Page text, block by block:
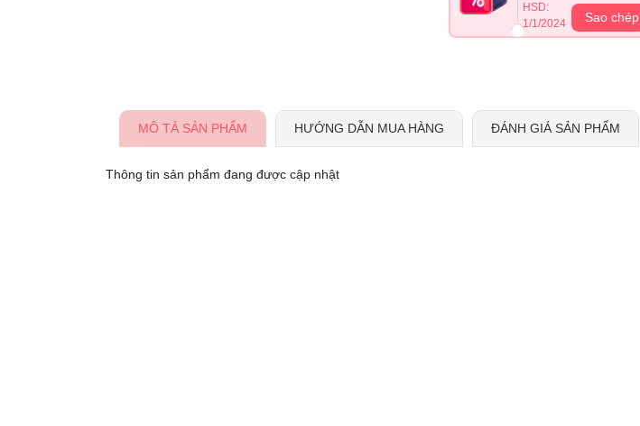
HSD:
1/1/2024
Sao chép
MÔ TẢ SẢN PHẨM HƯỚNG DẪN MUA HÀNG ĐÁNH GIÁ SẢN PHẨM
Thông tin sản phẩm đang được cập nhật